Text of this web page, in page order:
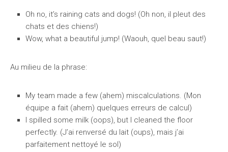
Oh no, it’s raining cats and dogs! (Oh non, il pleut des
chats et des chiens!)
Wow, what a beautiful jump! (Waouh, quel beau saut!)
Au milieu de la phrase:
My team made a few (ahem) miscalculations. (Mon
équipe a fait (ahem) quelques erreurs de calcul)
I spilled some milk (oops), but I cleaned the floor
perfectly. (J’ai renversé du lait (oups), mais j’ai
parfaitement nettoyé le sol)